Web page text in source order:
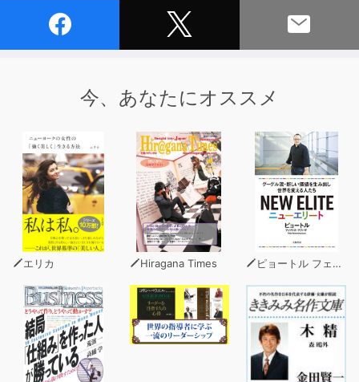
いま最も予約の取れない美容師のひとり、それが「モテ髪
か。
自分のなかの壁やコンプレックスに前向きになれるのか。
その秘密を解き明かしたのがこの本です。
大悟さんが、女性たちに伝え続けてきたこと。
さまざまな恋愛相談、人生相談のなかで、アドバイスして
きたこと。
ながるのか。
女性の人生が劇的に動きだすきっかけが満載です。
巻末の大悟式「モテ髪」のつくりかたでは、
1日5分で完成する「ヘアアイロン」を使ったスタイリン
今、あなたにオススメ
エリカ Hiragana Times ピョートル フェリクス グジバチ